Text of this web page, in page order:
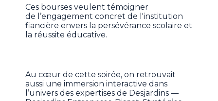
Ces bourses veulent témoigner
de l’engagement concret de l'institution
fiancière envers la persévérance scolaire et
la réussite éducative.
Au cœur de cette soirée, on retrouvait
aussi une immersion interactive dans
l’univers des expertises de Desjardins —